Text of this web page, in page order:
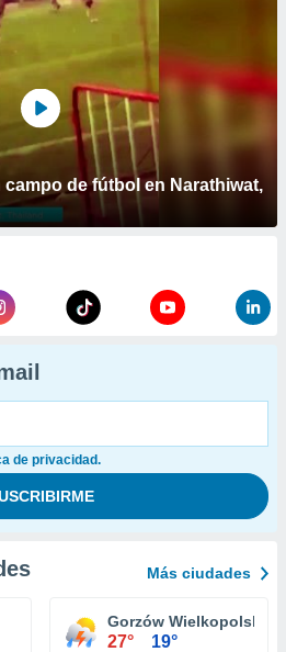
de fútbol en Narathiwat,
de privacidad.
Más ciudades
Gorzów Wielkopolski
27° 19°